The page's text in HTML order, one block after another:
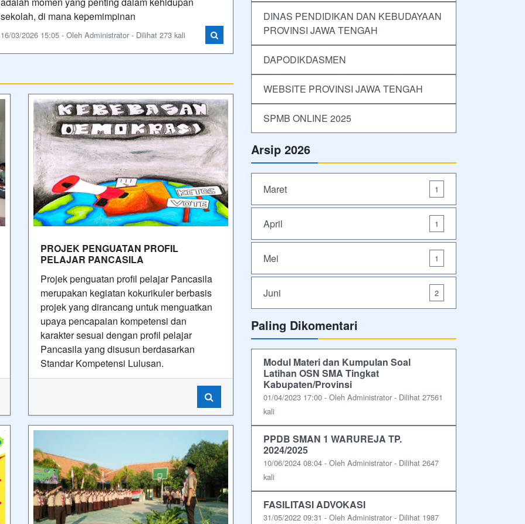
sekolah, di mana kepemimpinan
16/03/2026 15:05 - Oleh Administrator - Dilihat 273 kali
PROJEK PENGUATAN PROFIL
PELAJAR PANCASILA
Projek penguatan profil pelajar Pancasila
merupakan kegiatan kokurikuler berbasis
projek yang dirancang untuk menguatkan
upaya pencapaian kompetensi dan
karakter sesuai dengan profil pelajar
Pancasila yang disusun berdasarkan
Standar Kompetensi Lulusan.
DINAS PENDIDIKAN DAN KEBUDAYAAN
PROVINSI JAWA TENGAH
DAPODIKDASMEN
WEBSITE PROVINSI JAWA TENGAH
SPMB ONLINE 2025
Arsip 2026
Maret 1
April 1
Mei 1
Juni 2
Paling Dikomentari
Modul Materi dan Kumpulan Soal
Latihan OSN SMA Tingkat
Kabupaten/Provinsi
01/04/2023 17:00 - Oleh Administrator - Dilihat 27561
kali
PPDB SMAN 1 WARUREJA TP.
2024/2025
10/06/2024 08:04 - Oleh Administrator - Dilihat 2647
kali
FASILITASI ADVOKASI
31/05/2022 09:31 - Oleh Administrator - Dilihat 1987